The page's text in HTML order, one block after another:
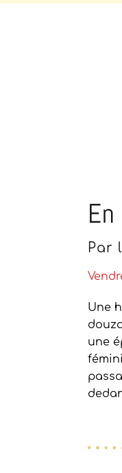
Par
Une
une